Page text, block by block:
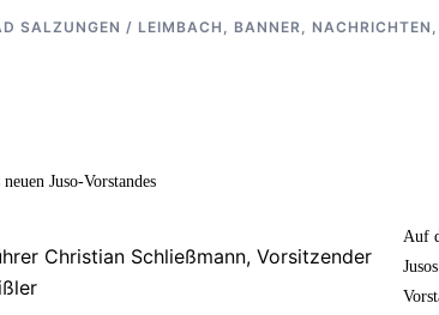
SALZUNGEN / LEIMBACH BANNER NACHRICHTEN
Juso-Vorstandes
Auf